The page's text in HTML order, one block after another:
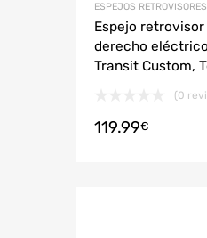
ESPEJOS RETROVISORES
Espejo
derecho
Transit Custom,
(0
119.99€